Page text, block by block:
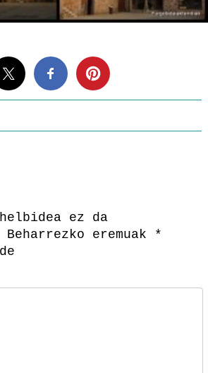
ez da
Beharrezko eremuak
*